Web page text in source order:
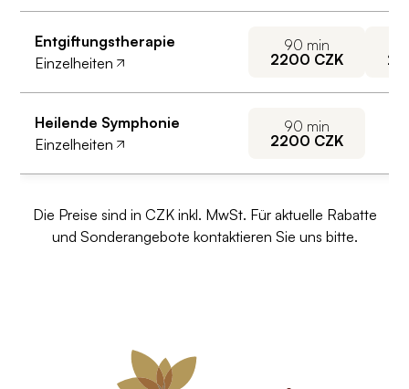
Entgiftungstherapie
Einzelheiten
90 min
2200 CZK
Heilende Symphonie
Einzelheiten
90 min
2200 CZK
Die Preise sind in CZK inkl. MwSt. Für aktuelle Rabatte
und Sonderangebote kontaktieren Sie uns bitte.